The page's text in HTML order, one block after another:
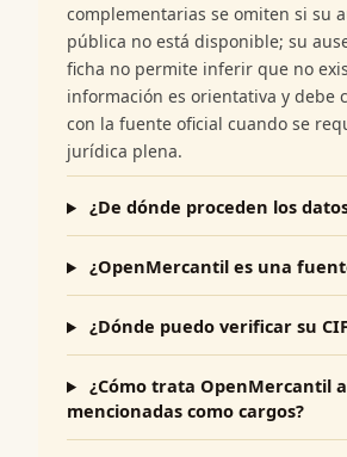
complementarias se omiten si su
pública no está disponible; su
ficha no permite inferir que no
información es orientativa y debe
con la fuente oficial cuando se
jurídica plena.
¿De dónde proceden los
¿OpenMercantil es una
¿Dónde puedo verificar su
¿Cómo trata OpenMercantil
mencionadas como cargos?